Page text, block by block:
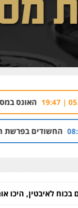
במסיבה בצפון:
הסתרת-הנכסים:
לאיבטין, היכו